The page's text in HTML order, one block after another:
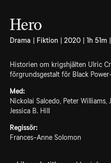
Hero
Drama | Fiktion | 2020 | 1h 51m
Historien om krigshjälten Ulric
förgrundsgestalt för Black
Med:
Nickolai Salcedo, Peter Williams,
Jessica B. Hill
Regissör:
Frances-Anne Solomon